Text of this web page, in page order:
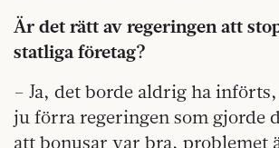
Är det rätt av regeringen att
statliga företag?
– Ja, det borde aldrig ha
ju förra regeringen som gjorde
att bonusar var bra, problemet